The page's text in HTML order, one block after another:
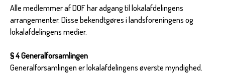
Alle medlemmer af DOF har adgang til lokalafdelingens
arrangementer. Disse bekendtgøres i landsforeningens og
lokalafdelingens medier.
§ 4 Generalforsamlingen
Generalforsamlingen er lokalafdelingens øverste myndighed.